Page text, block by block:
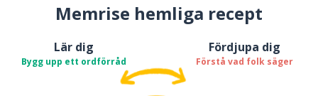
Memrise hemliga recept
Lär dig
Bygg upp ett ordförråd
Fördjupa dig
Förstå vad folk säger